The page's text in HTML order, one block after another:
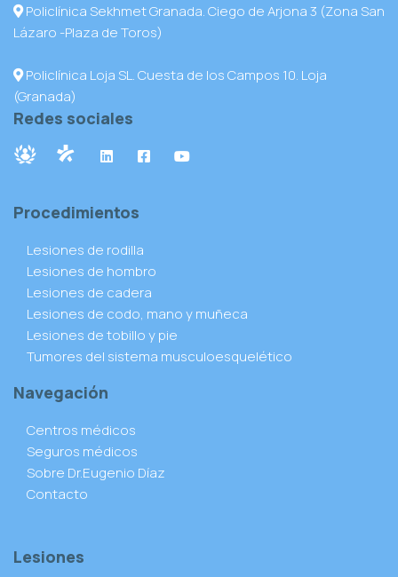
Policlínica Sekhmet Granada. Ciego de Arjona 3 (Zona San
Lázaro -Plaza de Toros)
Policlínica Loja SL. Cuesta de los Campos 10. Loja
(Granada)
Redes sociales
Procedimientos
Lesiones de rodilla
Lesiones de hombro
Lesiones de cadera
Lesiones de codo, mano y muñeca
Lesiones de tobillo y pie
Tumores del sistema musculoesquelético
Navegación
Centros médicos
Seguros médicos
Sobre Dr.Eugenio Díaz
Contacto
Lesiones